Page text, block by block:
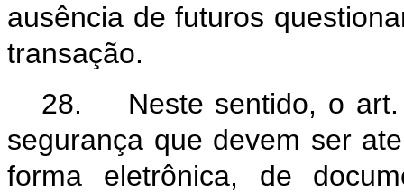
ausência de futuros
transação.
28. Neste sentido, o art.
segurança que devem ser
forma eletrônica, de